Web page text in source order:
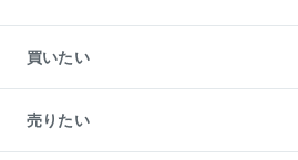
買いたい
新築・分譲マンションの購入
中古マンションの購入
一戸建ての購入
売りたい